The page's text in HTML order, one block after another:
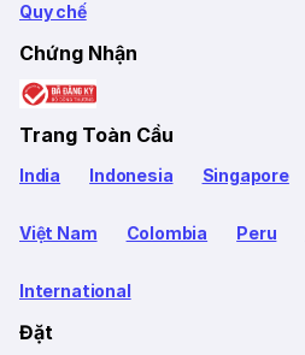
Quy chế
Chứng Nhận
Trang Toàn Cầu
India Indonesia Singapore
Việt Nam Colombia Peru
International
Đặt